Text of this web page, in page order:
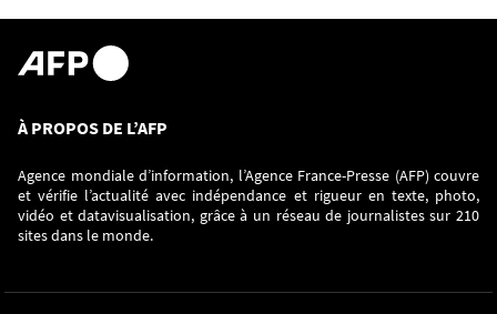
À PROPOS DE L’AFP
Agence mondiale d’information, l’Agence France-Presse (AFP) couvre
et vérifie l’actualité avec indépendance et rigueur en texte, photo,
vidéo et datavisualisation, grâce à un réseau de journalistes sur 210
sites dans le monde.